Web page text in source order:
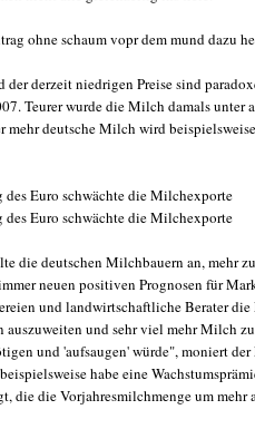
ohne schaum vopr dem mund dazu
der derzeit niedrigen Preise sind
Teurer wurde die Milch damals unter
mehr deutsche Milch wird
des Euro schwächte die Milchexporte
des Euro schwächte die Milchexporte
die deutschen Milchbauern an, mehr
neuen positiven Prognosen für
und landwirtschaftliche Berater
auszuweiten und sehr viel mehr Milch
und 'aufsaugen' würde", moniert
habe eine
die die Vorjahresmilchmenge um mehr